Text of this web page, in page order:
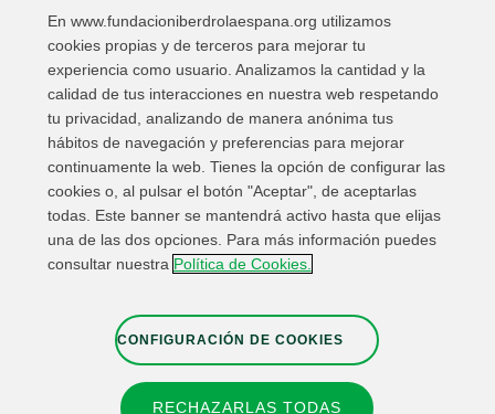
Compartir en:
Enlaces de interés Contacta
Mapa Web
Información Legal
Política de privacidad
En www.fundacioniberdrolaespana.org utilizamos
cookies propias y de terceros para mejorar tu
experiencia como usuario. Analizamos la cantidad y la
calidad de tus interacciones en nuestra web respetando
tu privacidad, analizando de manera anónima tus
hábitos de navegación y preferencias para mejorar
continuamente la web. Tienes la opción de configurar las
cookies o, al pulsar el botón "Aceptar", de aceptarlas
todas. Este banner se mantendrá activo hasta que elijas
una de las dos opciones. Para más información puedes
consultar nuestra Política de Cookies.
CONFIGURACIÓN DE COOKIES
RECHAZARLAS TODAS